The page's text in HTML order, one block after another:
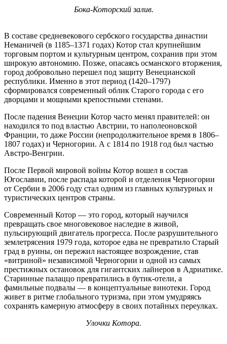
Бока-Которский залив.
В составе средневекового сербского государства династии
Неманичей (в 1185–1371 годах) Котор стал крупнейшим
торговым портом и культурным центром, сохранив при этом
широкую автономию. Позже, опасаясь османского вторжения,
город добровольно перешел под защиту Венецианской
республики. Именно в этот период (1420–1797)
сформировался современный облик Старого города с его
дворцами и мощными крепостными стенами.
После падения Венеции Котор часто менял правителей: он
находился то под властью Австрии, то наполеоновской
Франции, то даже России (непродолжительное время в 1806–
1807 годах) и Черногории. А с 1814 по 1918 год был частью
Австро-Венгрии.
После Первой мировой войны Котор вошел в состав
Югославии, после распада которой и отделения Черногории
от Сербии в 2006 году стал одним из главных культурных и
туристических центров страны.
Современный Котор — это город, который научился
превращать свое многовековое наследие в живой,
пульсирующий двигатель прогресса. После разрушительного
землетрясения 1979 года, которое едва не превратило Старый
град в руины, он пережил настоящее возрождение, став
«витриной» независимой Черногории и одной из самых
престижных остановок для гигантских лайнеров в Адриатике.
Старинные палаццо превратились в бутик-отели, а
фамильные подвалы — в концептуальные винотеки. Город
живет в ритме глобального туризма, при этом умудряясь
сохранять камерную атмосферу в своих потайных переулках.
Улочки Котора.